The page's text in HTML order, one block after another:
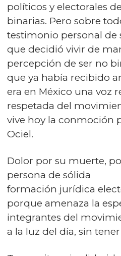
políticos y electorales
binarias. Pero sobre
testimonio personal de
que decidió vivir de
percepción de ser no
que ya había recibido
era en México una voz
respetada del
vive hoy la conmoción
Ociel.
Dolor por su muerte,
persona de sólida
formación jurídica
porque amenaza la
integrantes del
a la luz del día, sin